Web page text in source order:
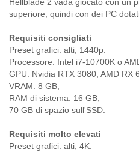
Hellblade 2 vada giocato con un
superiore, quindi con dei PC
Requisiti consigliati
Preset grafici: alti; 1440p.
Processore: Intel i7-10700K o
GPU: Nvidia RTX 3080, AMD RX
VRAM: 8 GB;
RAM di sistema: 16 GB;
70 GB di spazio sull'SSD.
Requisiti molto elevati
Preset grafici: alti; 4K.